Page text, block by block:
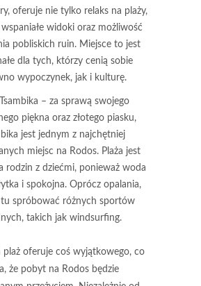
oferuje nie tylko relaks na plaży,
widoki oraz możliwość
pobliskich ruin. Miejsce to jest
dla tych, którzy cenią sobie
wypoczynek, jak i kulturę.
– za sprawą swojego
piękna oraz złotego piasku,
jest jednym z najchętniej
miejsc na Rodos. Plaża jest
rodzin z dziećmi, ponieważ woda
i spokojna. Oprócz opalania,
tu spróbować różnych sportów
takich jak windsurfing.
plaż oferuje coś wyjątkowego, co
że pobyt na Rodos będzie